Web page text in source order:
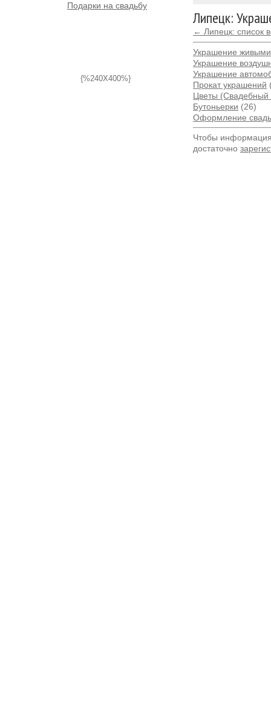
Подарки на свадьбу
{%240X400%}
Липецк:
← Липецк: список
Украшение
Украшение
Украшение
Прокат украшений
Цветы (Свадебный
Бутоньерки (26)
Оформление
Чтобы
достаточно